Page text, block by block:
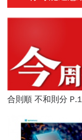
合則順 不和則分